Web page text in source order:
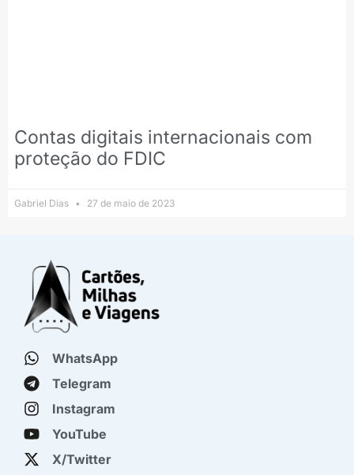
Contas digitais internacionais com
proteção do FDIC
Gabriel Dias 27 de maio de 2023
WhatsApp
Telegram
Instagram
YouTube
X/Twitter